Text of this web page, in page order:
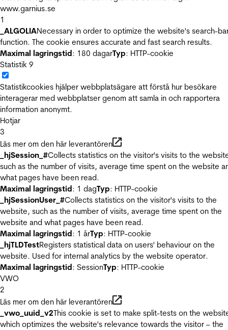
www.garnius.se
1
_ALGOLIANecessary in order to optimize the website's search-
function. The cookie ensures accurate and fast search results.
Maximal lagringstid: 180 dagarTyp: HTTP-cookie
Statistik 9
Statistikcookies hjälper webbplatsägare att förstå hur besökare
interagerar med webbplatser genom att samla in och rapportera
information anonymt.
Hotjar
3
Läs mer om den här leverantören
_hjSession_#Collects statistics on the visitor's visits to the
such as the number of visits, average time spent on the website
what pages have been read.
Maximal lagringstid: 1 dagTyp: HTTP-cookie
_hjSessionUser_#Collects statistics on the visitor's visits to the
website, such as the number of visits, average time spent on the
website and what pages have been read.
Maximal lagringstid: 1 årTyp: HTTP-cookie
_hjTLDTestRegisters statistical data on users' behaviour on the
website. Used for internal analytics by the website operator.
Maximal lagringstid: SessionTyp: HTTP-cookie
VWO
2
Läs mer om den här leverantören
_vwo_uuid_v2This cookie is set to make split-tests on the
which optimizes the website's relevance towards the visitor – the